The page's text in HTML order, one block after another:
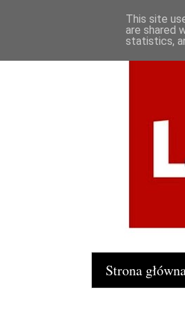
Strona
This site
are shared
statistics,